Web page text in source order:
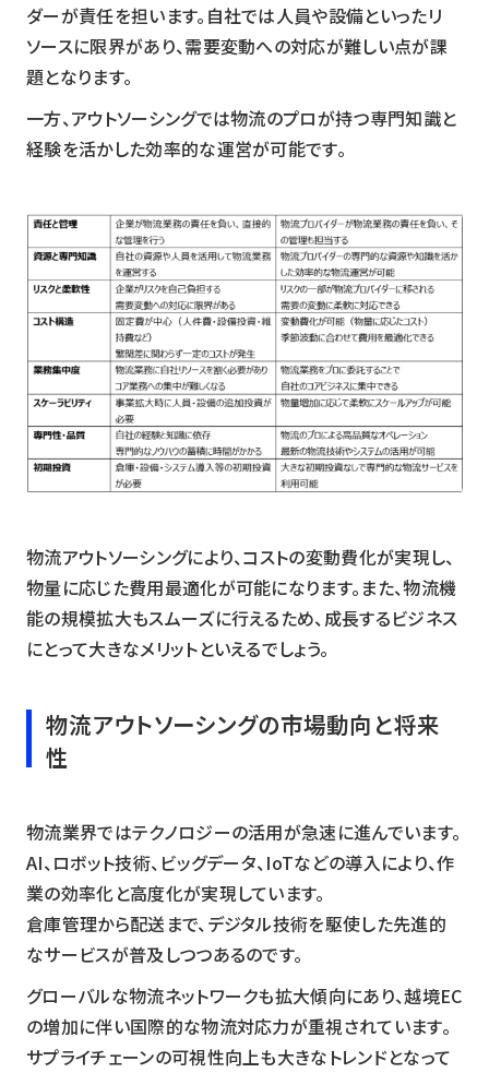
ダーが責任を担います。自社では人員や設備といったリ
ソースに限界があり、需要変動への対応が難しい点が課
題となります。
一方、アウトソーシングでは物流のプロが持つ専門知識と
経験を活かした効率的な運営が可能です。
物流アウトソーシングにより、コストの変動費化が実現し、
物量に応じた費用最適化が可能になります。また、物流機
能の規模拡大もスムーズに行えるため、成長するビジネス
にとって大きなメリットといえるでしょう。
物流アウトソーシングの市場動向と将来
性
物流業界ではテクノロジーの活用が急速に進んでいます。
AI、ロボット技術、ビッグデータ、IoTなどの導入により、作
業の効率化と高度化が実現しています。
倉庫管理から配送まで、デジタル技術を駆使した先進的
なサービスが普及しつつあるのです。
グローバルな物流ネットワークも拡大傾向にあり、越境EC
の増加に伴い国際的な物流対応力が重視されています。
サプライチェーンの可視性向上も大きなトレンドとなって